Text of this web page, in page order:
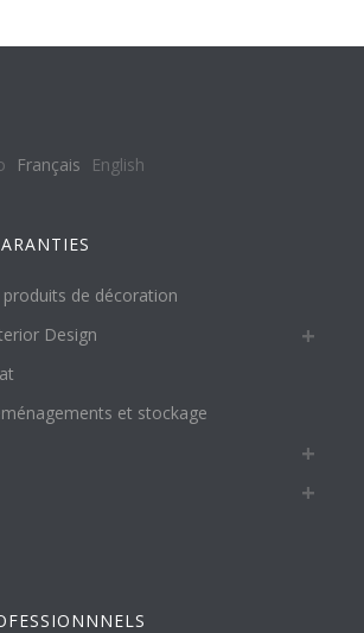
Français English
de décoration
Design
et stockage